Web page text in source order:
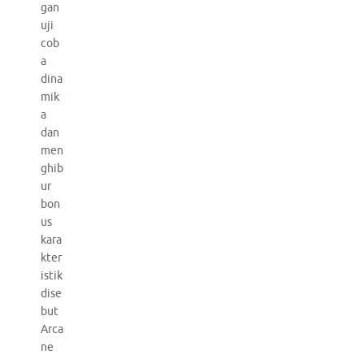
gan
uji
cob
a
dina
mik
a
dan
men
ghib
ur
bon
us
kara
kter
istik
dise
but
Arca
ne